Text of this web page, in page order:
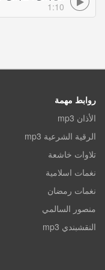
1:10
روابط مهمة
الأذان mp3
الرقية الشرعية mp3
تلاوات خاشعة
نغمات اسلامية
نغمات رمضان
منصور السالمي
النقشبندي mp3